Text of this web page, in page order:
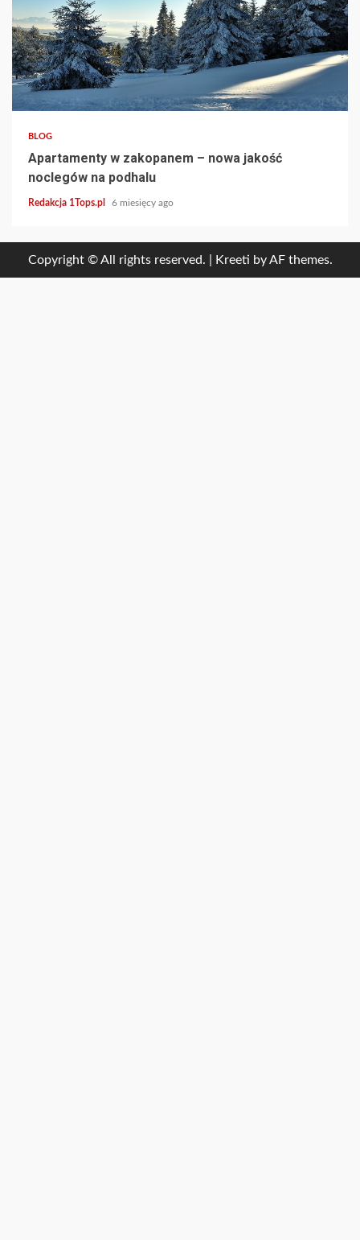
3 min read
BLOG
Apartamenty w zakopanem – nowa jakość
noclegów na podhalu
Redakcja 1Tops.pl 6 miesięcy ago
Copyright © All rights reserved. Kreeti by AF themes.